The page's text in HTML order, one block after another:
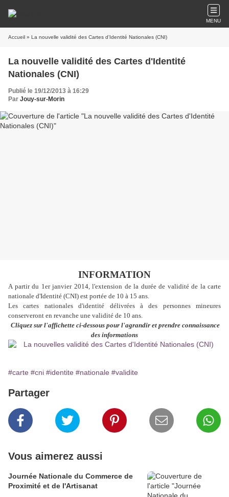
MENU
Accueil » La nouvelle validité des Cartes d'Identité Nationales (CNI)
La nouvelle validité des Cartes d'Identité
Nationales (CNI)
Publié le 19/12/2013 à 16:29
Par Jouy-sur-Morin
INFORMATION
A partir du 1er janvier 2014, l'extension de la durée de validité de la carte
nationale d'Identité (CNI) est portée de 10 à 15 ans.
Les cartes nationales d'identité délivrées à des personnes mineures
conserveront en revanche une validité de 10 ans.
Cliquez sur l'affichette ci-dessous pour l'agrandir et prendre connaissance
des informations
#carte #cni #identite #nationale #validite
Partager
Vous aimerez aussi
Journée Nationale du Commerce de
Proximité et de l'Artisanat